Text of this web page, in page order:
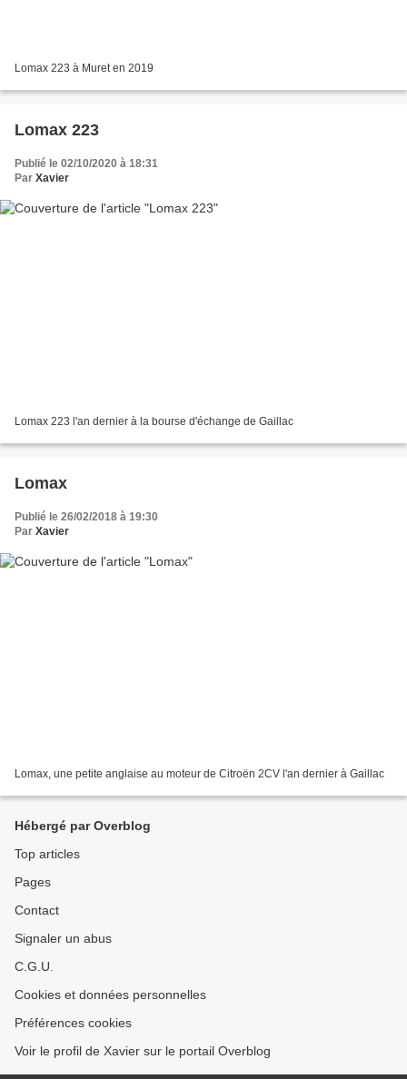
Lomax 223 à Muret en 2019
Lomax 223
Publié le 02/10/2020 à 18:31
Par Xavier
Lomax 223 l'an dernier à la bourse d'échange de Gaillac
Lomax
Publié le 26/02/2018 à 19:30
Par Xavier
Lomax, une petite anglaise au moteur de Citroën 2CV l'an dernier à Gaillac
Hébergé par Overblog
Top articles
Pages
Contact
Signaler un abus
C.G.U.
Cookies et données personnelles
Préférences cookies
Voir le profil de Xavier sur le portail Overblog